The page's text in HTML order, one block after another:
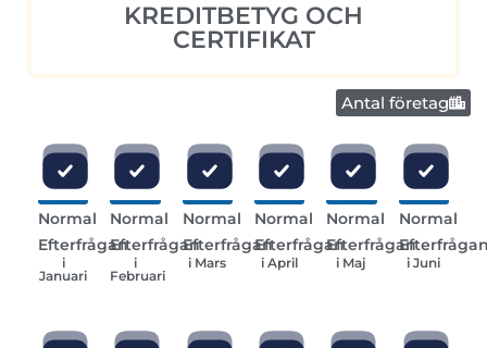
KREDITBETYG OCH
CERTIFIKAT
Antal företag
Normal
Efterfrågan
i
Januari
Normal
Efterfrågan
i
Februari
Normal
Efterfrågan
i Mars
Normal
Efterfrågan
i April
Normal
Efterfrågan
i Maj
Normal
i Juni